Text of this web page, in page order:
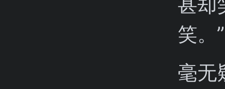
甚却
笑。
毫无